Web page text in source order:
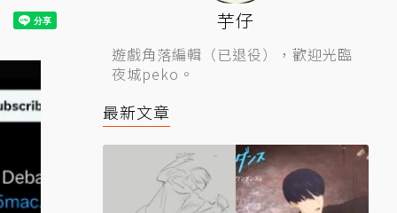
芋仔
遊戲角落編輯（已退役），歡迎光臨
夜城peko。
最新文章